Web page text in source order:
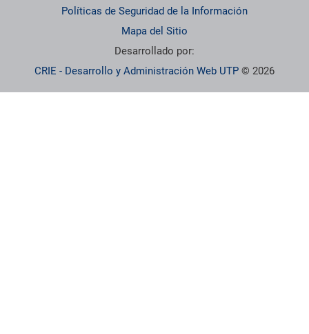
Políticas de Seguridad de la Información
Mapa del Sitio
Desarrollado por:
CRIE - Desarrollo y Administración Web UTP © 2026